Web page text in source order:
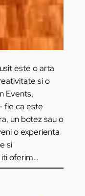
este o arta
si o
Events,
fie ca este
un botez sau o
o experienta
si
iti oferim…